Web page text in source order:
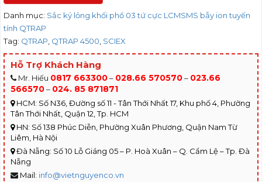
Danh mục: Sắc ký lỏng khối phổ 03 tứ cực LCMSMS bẫy ion tuyến
tính QTRAP
Tag: QTRAP QTRAP 4500 SCIEX
Hỗ Trợ Khách Hàng
Mr. Hiếu 0817 663300– 028.66 570570– 023.66
566570– 024. 85 871871
HCM: Số N36, Đường số 11 - Tân Thới Nhất 17, Khu phố 4, Phường
Tân Thới Nhất, Quận 12, Tp. HCM
HN: Số 138 Phúc Diễn, Phường Xuân Phương, Quận Nam Từ
Liêm, Hà Nội
Đà Nẵng: Số 10 Lỗ Giáng 05 – P. Hoà Xuân – Q. Cẩm Lệ – Tp. Đà
Nẵng
Mail: info@vietnguyenco.vn